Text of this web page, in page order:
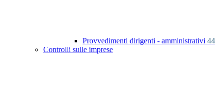
Provvedimenti dirigenti - amministrativi 44
Controlli sulle imprese